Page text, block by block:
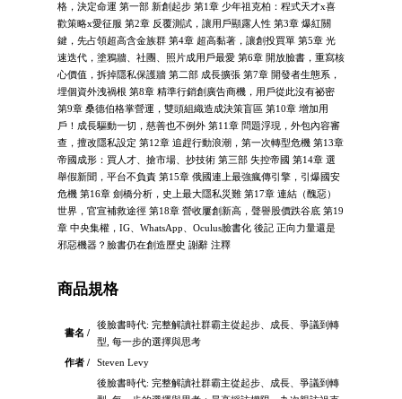
格，決定命運 第一部 新創起步 第1章 少年祖克柏：程式天才x喜
歡策略x愛征服 第2章 反覆測試，讓用戶顯露人性 第3章 爆紅關
鍵，先占領超高含金族群 第4章 超高黏著，讓創投買單 第5章 光
速迭代，塗鴉牆、社團、照片成用戶最愛 第6章 開放臉書，重寫核
心價值，拆掉隱私保護牆 第二部 成長擴張 第7章 開發者生態系，
埋個資外洩禍根 第8章 精準行銷創廣告商機，用戶從此沒有祕密
第9章 桑德伯格掌營運，雙頭組織造成決策盲區 第10章 增加用
戶！成長驅動一切，慈善也不例外 第11章 問題浮現，外包內容審
查，擅改隱私設定 第12章 追趕行動浪潮，第一次轉型危機 第13章
帝國成形：買人才、搶市場、抄技術 第三部 失控帝國 第14章 選
舉假新聞，平台不負責 第15章 俄國連上最強瘋傳引擎，引爆國安
危機 第16章 劍橋分析，史上最大隱私災難 第17章 連結（醜惡）
世界，官宣補救途徑 第18章 營收屢創新高，聲譽股價跌谷底 第19
章 中央集權，IG、WhatsApp、Oculus臉書化 後記 正向力量還是
邪惡機器？臉書仍在創造歷史 謝辭 注釋
商品規格
書名 /
後臉書時代: 完整解讀社群霸主從起步、成長、爭議到轉
型, 每一步的選擇與思考
作者 /
Steven Levy
後臉書時代: 完整解讀社群霸主從起步、成長、爭議到轉